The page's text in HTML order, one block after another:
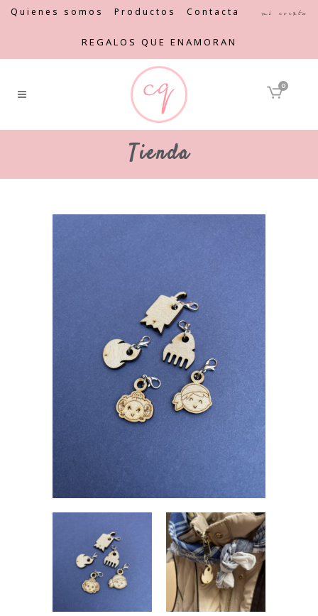
Quienes somos Productos Contacta Mi cuenta
REGALOS QUE ENAMORAN
0
Tienda